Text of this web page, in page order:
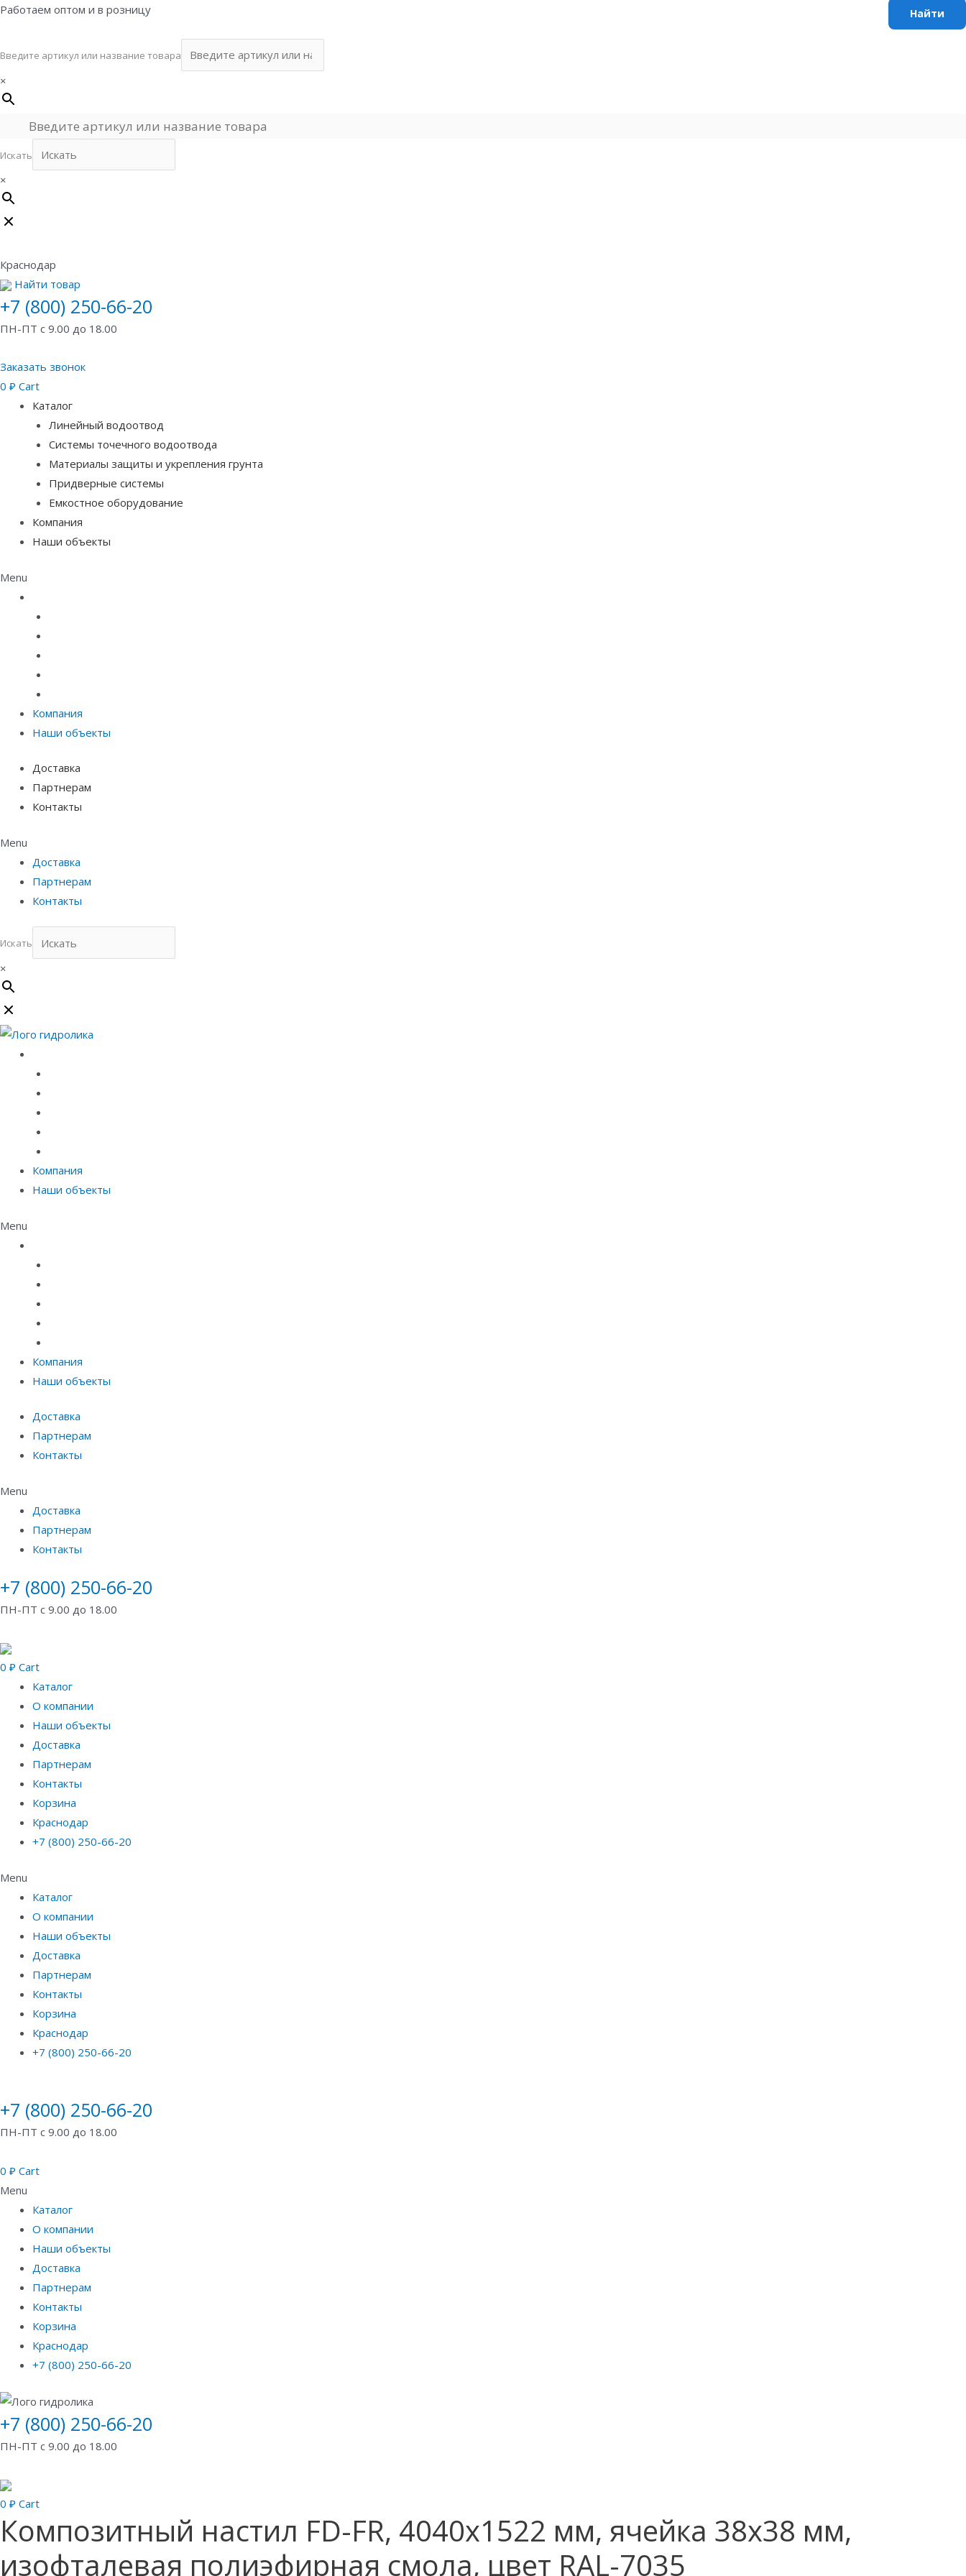
Перейти
Работаем оптом и в розницу
Введите артикул или название товара
×
Искать
×
Краснодар
Найти товар
+7 (800) 250-66-20
ПН-ПТ с 9.00 до 18.00
Заказать звонок
0 ₽ Cart
Каталог
Линейный водоотвод
Системы точечного водоотвода
Материалы защиты и укрепления грунта
Придверные системы
Емкостное оборудование
Компания
Наши объекты
Menu
Компания
Наши объекты
Доставка
Партнерам
Контакты
Menu
Доставка
Партнерам
Контакты
Искать
×
Компания
Наши объекты
Menu
Компания
Наши объекты
Доставка
Партнерам
Контакты
Menu
Доставка
Партнерам
Контакты
+7 (800) 250-66-20
ПН-ПТ с 9.00 до 18.00
0 ₽ Cart
Каталог
О компании
Наши объекты
Доставка
Партнерам
Контакты
Корзина
Краснодар
+7 (800) 250-66-20
Menu
Каталог
О компании
Наши объекты
Доставка
Партнерам
Контакты
Корзина
Краснодар
+7 (800) 250-66-20
+7 (800) 250-66-20
ПН-ПТ с 9.00 до 18.00
0 ₽ Cart
Menu
Каталог
О компании
Наши объекты
Доставка
Партнерам
Контакты
Корзина
Краснодар
+7 (800) 250-66-20
+7 (800) 250-66-20
ПН-ПТ с 9.00 до 18.00
0 ₽ Cart
Композитный настил FD-FR, 4040х1522 мм, ячейка 38х38 мм,
изофталевая полиэфирная смола, цвет RAL-7035